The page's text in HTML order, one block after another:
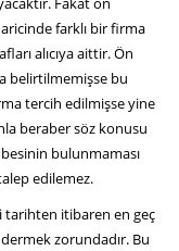
farklı bir firma
alıcıya aittir. Ön
belirtilmemişse bu
tercih edilmişse yine
beraber söz konusu
bulunmaması
edilemez.
tarihten itibaren en geç
zorundadır. Bu